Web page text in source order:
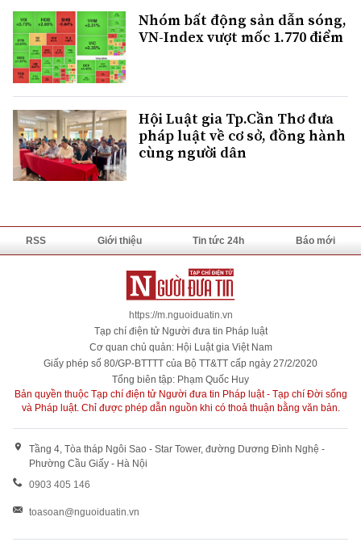
Nhóm bất động sản dẫn sóng,
VN-Index vượt mốc 1.770 điểm
Hội Luật gia Tp.Cần Thơ đưa
pháp luật về cơ sở, đồng hành
cùng người dân
RSS Giới thiệu Tin tức 24h Báo mới
https://m.nguoiduatin.vn
Tạp chí điện tử Người đưa tin Pháp luật
Cơ quan chủ quản: Hội Luật gia Việt Nam
Giấy phép số 80/GP-BTTTT của Bộ TT&TT cấp ngày 27/2/2020
Tổng biên tập: Phạm Quốc Huy
Bản quyền thuộc Tạp chí điện tử Người đưa tin Pháp luật - Tạp chí Đời sống
và Pháp luật. Chỉ được phép dẫn nguồn khi có thoả thuận bằng văn bản.
Tầng 4, Tòa tháp Ngôi Sao - Star Tower, đường Dương Đình Nghệ -
Phường Cầu Giấy - Hà Nội
0903 405 146
toasoan@nguoiduatin.vn